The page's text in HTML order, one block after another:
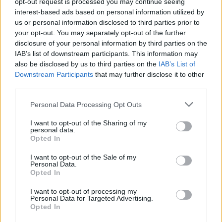
interest-based ads based on personal information utilized by
us or personal information disclosed to third parties prior to
your opt-out. You may separately opt-out of the further
disclosure of your personal information by third parties on the
IAB’s list of downstream participants. This information may
also be disclosed by us to third parties on the IAB’s List of
Downstream Participants that may further disclose it to other
Personal Data Processing Opt Outs
I want to opt-out of the Sharing of my
personal data.
Opted In
I want to opt-out of the Sale of my
Personal Data.
Opted In
I want to opt-out of processing my
Personal Data for Targeted Advertising.
Opted In
quien supo entender como nadie que
el verdadero progreso solo es posible
cuando se protege el alma de un
territorio.
Junto a esa actitud, hoy más que nunca
debemos reivindicar la recuperación de
nuestra memoria, nuestra cultura,
nuestras tradiciones, nuestros deportes
autóctonos, nuestro patrimonio, nuestro
nuestra identidad. Ahí se enmarca la
Cabildo de Lanzarote por iniciativas
como Raíces Atlánticas, la Feria de las
Tradiciones de Lanzarote y La
cultura popular, nuestros oficios,
nuestros juegos tradicionales, nuestra
gastronomía y nuestra memoria
procedimiento para proteger el Juego
del Palo de Lanzarote como Bien de
Interés Cultural Inmaterial, entendiendo